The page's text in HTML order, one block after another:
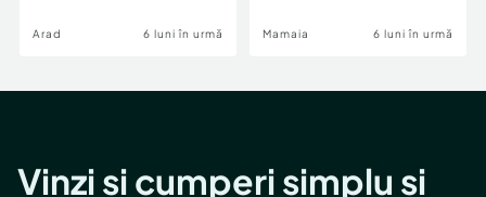
Arad 6 luni în urmă Mamaia 6 luni în urmă
Vinzi și cumperi simplu și